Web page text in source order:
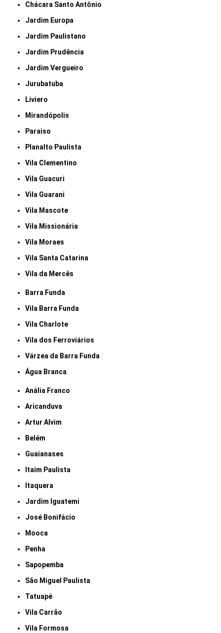
Chácara Santo Antônio
Jardim Europa
Jardim Paulistano
Jardim Prudência
Jardim Vergueiro
Jurubatuba
Liviero
Mirandópolis
Paraiso
Planalto Paulista
Vila Clementino
Vila Guacuri
Vila Guarani
Vila Mascote
Vila Missionária
Vila Moraes
Vila Santa Catarina
Vila da Mercês
Barra Funda
Vila Barra Funda
Vila Charlote
Vila dos Ferroviários
Várzea da Barra Funda
Água Branca
Anália Franco
Aricanduva
Artur Alvim
Belém
Guaianases
Itaim Paulista
Itaquera
Jardim Iguatemi
José Bonifácio
Mooca
Penha
Sapopemba
São Miguel Paulista
Tatuapé
Vila Carrão
Vila Formosa